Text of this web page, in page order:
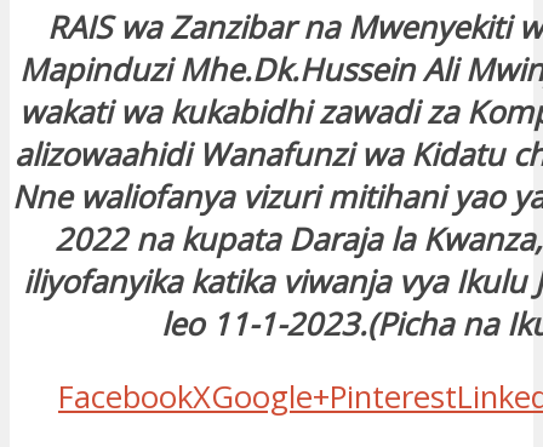
RAIS wa Zanzibar na Mwenyekiti
Mapinduzi Mhe.Dk.Hussein Ali
wakati wa kukabidhi zawadi za
alizowaahidi Wanafunzi wa Kidatu
Nne waliofanya vizuri mitihani yao
2022 na kupata Daraja la
iliyofanyika katika viwanja vya Ikulu
leo 11-1-2023.(Picha na
FacebookXGoogle+Pinterest